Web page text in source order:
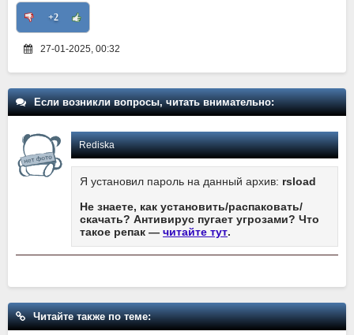
+2
27-01-2025, 00:32
Если возникли вопросы, читать внимательно:
Rediska
Я установил пароль на данный архив: rsload
Не знаете, как установить/распаковать/
скачать? Антивирус пугает угрозами? Что
такое репак — читайте тут.
Читайте также по теме: